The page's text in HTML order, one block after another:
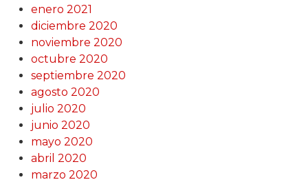
enero 2021
diciembre 2020
noviembre 2020
octubre 2020
septiembre 2020
agosto 2020
julio 2020
junio 2020
mayo 2020
abril 2020
marzo 2020